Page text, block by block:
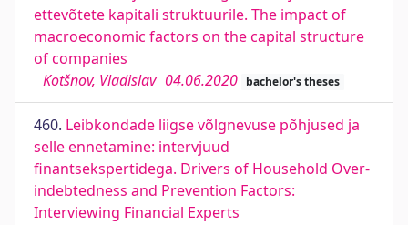
ettevõtete kapitali struktuurile. The impact of
macroeconomic factors on the capital structure
of companies
Kotšnov, Vladislav 04.06.2020 bachelor's theses
460. Leibkondade liigse võlgnevuse põhjused ja
selle ennetamine: intervjuud
finantsekspertidega. Drivers of Household Over-
indebtedness and Prevention Factors:
Interviewing Financial Experts